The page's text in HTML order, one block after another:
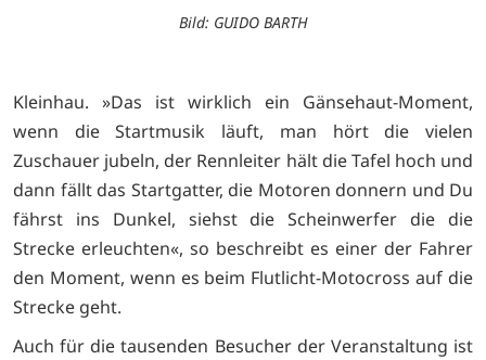
Bild: GUIDO BARTH
Kleinhau. »Das ist wirklich ein Gänsehaut-Moment,
wenn die Startmusik läuft, man hört die vielen
Zuschauer jubeln, der Rennleiter hält die Tafel hoch und
dann fällt das Startgatter, die Motoren donnern und Du
fährst ins Dunkel, siehst die Scheinwerfer die die
Strecke erleuchten«, so beschreibt es einer der Fahrer
den Moment, wenn es beim Flutlicht-Motocross auf die
Strecke geht.
Auch für die tausenden Besucher der Veranstaltung ist